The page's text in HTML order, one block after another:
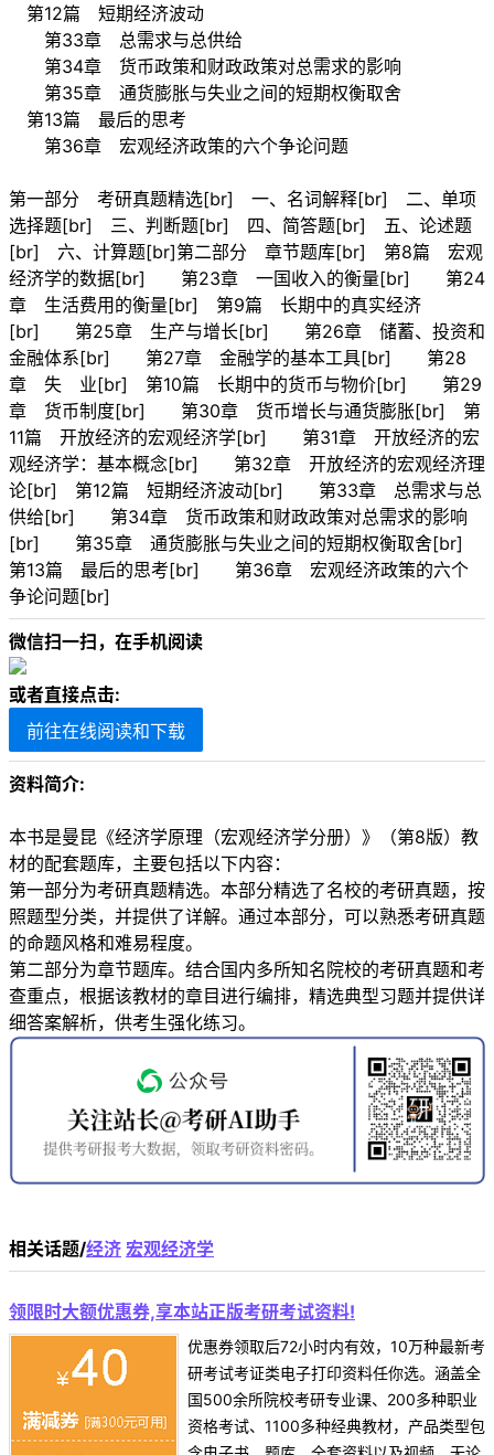
第12篇 短期经济波动
第33章 总需求与总供给
第34章 货币政策和财政政策对总需求的影响
第35章 通货膨胀与失业之间的短期权衡取舍
第13篇 最后的思考
第36章 宏观经济政策的六个争论问题
第一部分 考研真题精选[br] 一、名词解释[br] 二、单项
选择题[br] 三、判断题[br] 四、简答题[br] 五、论述题
[br] 六、计算题[br]第二部分 章节题库[br] 第8篇 宏观
经济学的数据[br] 第23章 一国收入的衡量[br] 第24
章 生活费用的衡量[br] 第9篇 长期中的真实经济
[br] 第25章 生产与增长[br] 第26章 储蓄、投资和
金融体系[br] 第27章 金融学的基本工具[br] 第28
章 失 业[br] 第10篇 长期中的货币与物价[br] 第29
章 货币制度[br] 第30章 货币增长与通货膨胀[br] 第
11篇 开放经济的宏观经济学[br] 第31章 开放经济的宏
观经济学：基本概念[br] 第32章 开放经济的宏观经济理
论[br] 第12篇 短期经济波动[br] 第33章 总需求与总
供给[br] 第34章 货币政策和财政政策对总需求的影响
[br] 第35章 通货膨胀与失业之间的短期权衡取舍[br]
第13篇 最后的思考[br] 第36章 宏观经济政策的六个
争论问题[br]
微信扫一扫，在手机阅读
或者直接点击:
前往在线阅读和下载
资料简介:
本书是曼昆《经济学原理（宏观经济学分册）》（第8版）教
材的配套题库，主要包括以下内容：
第一部分为考研真题精选。本部分精选了名校的考研真题，按
照题型分类，并提供了详解。通过本部分，可以熟悉考研真题
的命题风格和难易程度。
第二部分为章节题库。结合国内多所知名院校的考研真题和考
查重点，根据该教材的章目进行编排，精选典型习题并提供详
细答案解析，供考生强化练习。
相关话题/经济 宏观经济学
领限时大额优惠券,享本站正版考研考试资料!
优惠券领取后72小时内有效，10万种最新考
研考试考证类电子打印资料任你选。涵盖全
国500余所院校考研专业课、200多种职业
资格考试、1100多种经典教材，产品类型包